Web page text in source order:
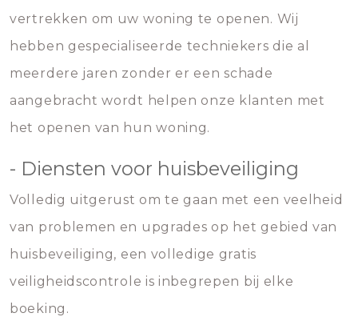
vertrekken om uw woning te openen. Wij
hebben gespecialiseerde techniekers die al
meerdere jaren zonder er een schade
aangebracht wordt helpen onze klanten met
het openen van hun woning.
- Diensten voor huisbeveiliging
Volledig uitgerust om te gaan met een veelheid
van problemen en upgrades op het gebied van
huisbeveiliging, een volledige gratis
veiligheidscontrole is inbegrepen bij elke
boeking.